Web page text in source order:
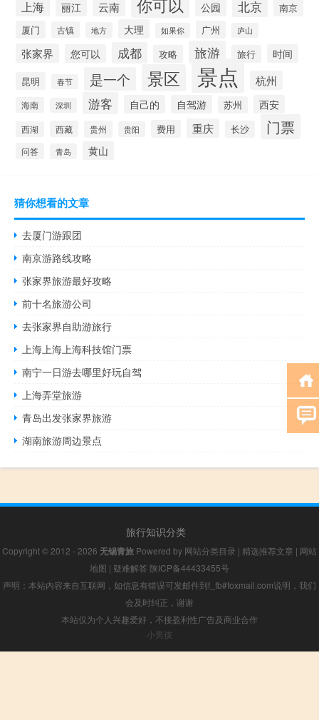
上海 丽江 云南 你可以 公园 北京
南京
厦门
古镇 地方 大理 如果你 广州 庐山
张家界 您可以 成都 攻略 旅游 旅行 时间
昆明 春节 是一个 景区 景点 杭州
海南 深圳 游客 自己的 自驾游 苏州 西安
西湖 西藏 贵州 贵阳 费用 重庆 长沙 门票
问答 青岛 黄山
猜你想看的文章
去厦门游跟团
南京游路线攻略
张家界旅游最好攻略
前十名旅游公司
去张家界自助游旅行
上海上海上海科技馆门票
南宁一日游去哪里好玩自驾
上海弄堂旅游
青岛出发张家界旅游
湖南旅游周边景点
旅行知识分类
Copyright © 2012 - 2026 无锡青旅 Powered by 网站分类目录 | 精选推荐文章 | 网站
地图 | 疑难解答 陕ICP备44433455号
声明：本站内容来自互联网，如信息有错误可发邮件到f_fb#foxmail.com说明，我们
会及时纠正，谢谢
本站仅为个人兴趣爱好，不接盈利性广告及商业合作
小男孩